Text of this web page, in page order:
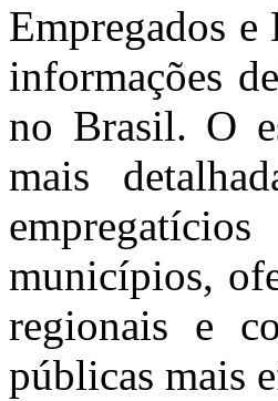
Empregados
informações
no Brasil. O
mais
municípios,
regionais e
públicas mais